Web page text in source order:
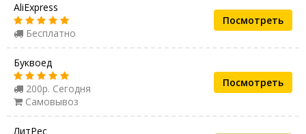
AliExpress
Бесплатно
Посмотреть
Буквоед
200р. Сегодня
Самовывоз
Посмотреть
ЛитРес